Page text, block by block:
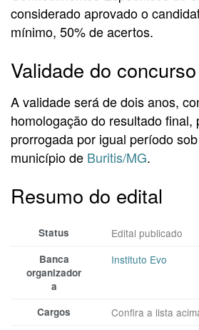
considerado aprovado o
mínimo, 50% de acertos.
Validade do concurso
A validade será de dois anos,
homologação do resultado final,
prorrogada por igual período
município de Buritis/MG.
Resumo do edital
Status Edital publicado
Banca
organizador
a
Instituto Evo
Cargos Confira a lista